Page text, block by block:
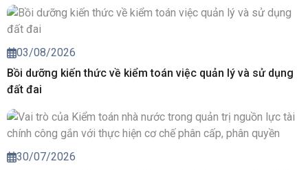
03/08/2026
Bồi dưỡng kiến thức về kiểm toán việc quản lý và sử dụng
đất đai
30/07/2026